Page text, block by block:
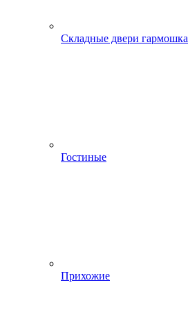
Складные двери гармошка
Гостиные
Прихожие